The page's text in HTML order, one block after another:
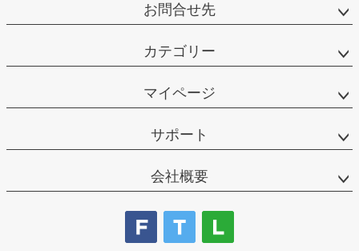
お問合せ先
カテゴリー
マイページ
サポート
会社概要